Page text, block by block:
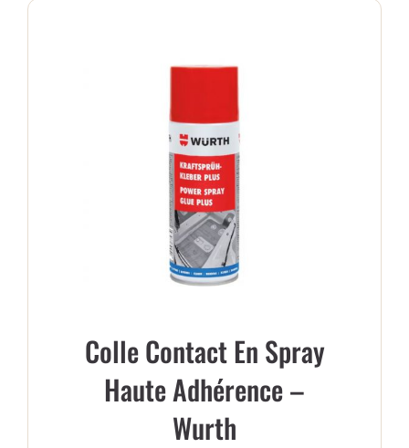
Colle Contact En Spray
Haute Adhérence –
Wurth